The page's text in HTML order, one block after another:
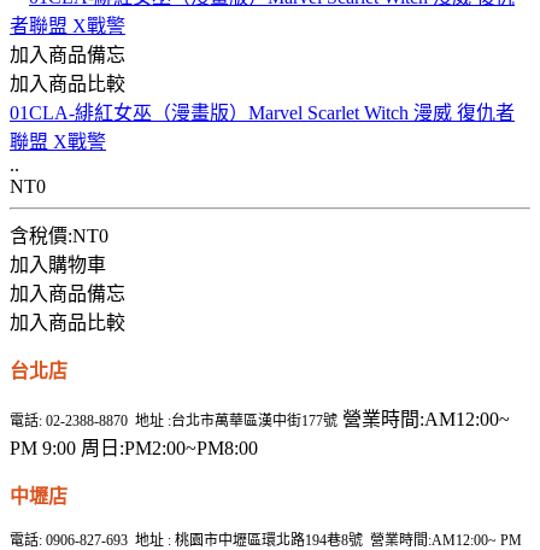
加入商品備忘
加入商品比較
01CLA-緋紅女巫（漫畫版）Marvel Scarlet Witch 漫威 復仇者
聯盟 X戰警
..
NT0
含稅價:NT0
加入購物車
加入商品備忘
加入商品比較
台北店
電話: 02-2388-8870 地址 :台北市萬華區漢中街177號 營業時間:AM12:00~
PM 9:00 周日:PM2:00~PM8:00
中壢店
電話: 0906-827-693 地址 : 桃園市中壢區環北路194巷8號 營業時間:AM12:00~ PM